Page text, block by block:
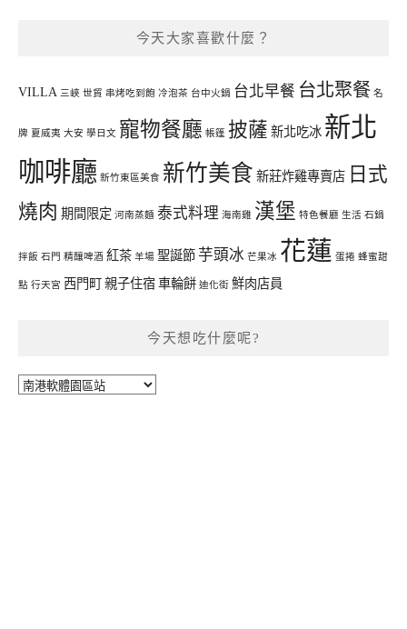
今天大家喜歡什麼？
VILLA 三峽 世貿 串烤吃到飽 冷泡茶 台中火鍋 台北早餐 台北聚餐 名
牌 夏威夷 大安 學日文 寵物餐廳 帳篷 披薩 新北吃冰 新北
咖啡廳 新竹東區美食 新竹美食 新莊炸雞專賣店 日式
燒肉 期間限定 河南蒸麵 泰式料理 海南雞 漢堡 特色餐廳 生活 石鍋
拌飯 石門 精釀啤酒 紅茶 羊場 聖誕節 芋頭冰 芒果冰 花蓮 蛋捲 蜂蜜甜
點 行天宮 西門町親子住宿車輪餅 迪化街 鮮肉店員
今天想吃什麼呢?
今